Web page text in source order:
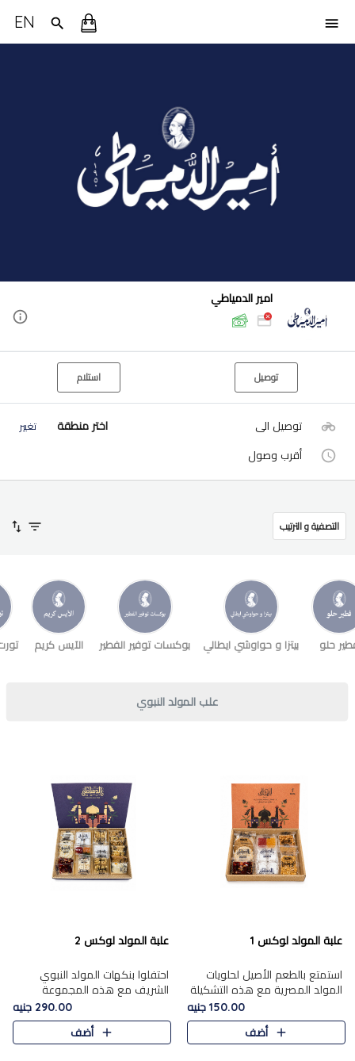
EN
امير الدمياطي
توصيل استلام
توصيل الى اختر منطقة تغيير
أقرب وصول
التصفية و الترتيب
حلو بيتزا و حواوشي ايطالي بوكسات توفير الفطير الآيس كريم
علب المولد النبوي
علبة المولد لوكس 1
استمتع بالطعم الأصيل لحلويات
المولد المصرية مع هذه التشكيلة
المختارة بعناية من 9 قطع. تتضمن
التشكيلة جوزرية مع فول،ملبان
150.00 جنيه
أضف
علبة المولد لوكس 2
احتفلوا بنكهات المولد النبوي
الشريف مع هذه المجموعة
الفاخرة المكونة من 19 قطعة،
والتي تم اختيارها بعناية فائقة لتُبرز
تشكيلة واسعة من الحلويات
290.00 جنيه
أضف